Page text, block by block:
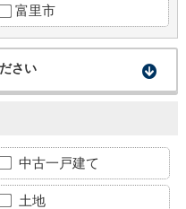
富里市
さい
中古一戸建て
土地